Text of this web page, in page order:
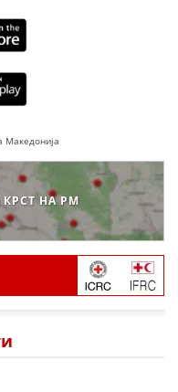
Македонија
НА РМ